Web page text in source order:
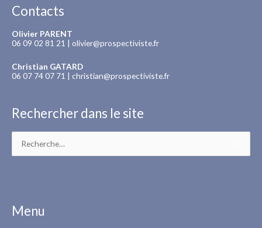
Contacts
Olivier PARENT
06 09 02 81 21 | olivier@prospectiviste.fr
Christian GATARD
06 07 74 07 71 | christian@prospectiviste.fr
Rechercher dans le site
Rechercher :
Menu